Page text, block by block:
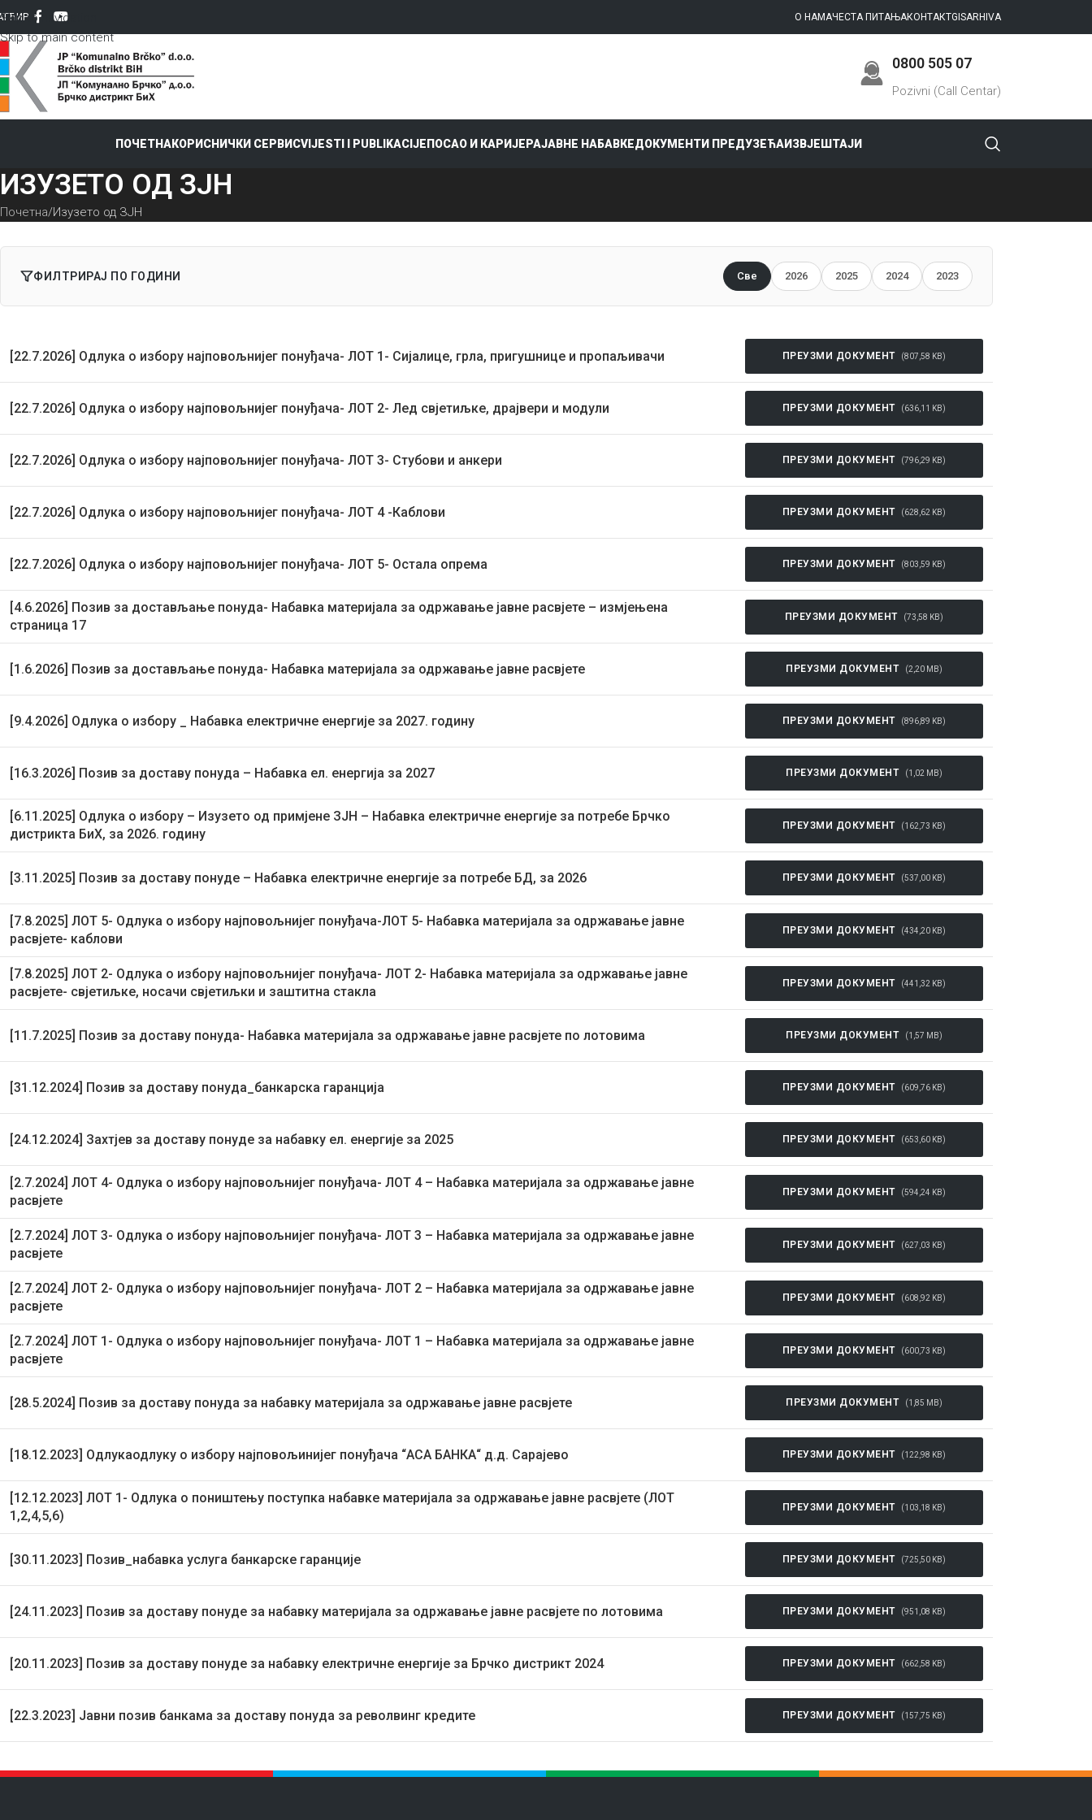
Skip to navigation
Skip to main content
ЋИР О НАМАЧЕСТА ПИТАЊАКОНТАКТGISARHIVA
0800 505 07
Pozivni (Call Centar)
ПОЧЕТНАКОРИСНИЧКИ СЕРВИСVIJESTI I PUBLIKACIJEПОСАО И КАРИЈЕРАЈАВНЕ НАБАВКЕДОКУМЕНТИ ПРЕДУЗЕЋАИЗВЈЕШТАЈИ
ИЗУЗЕТО ОД ЗЈН
Почетна Изузето од ЗЈН
ФИЛТРИРАЈ ПО ГОДИНИ Све 2026 2025 2024 2023
[22.7.2026] Одлука о избору најповољнијег понуђача- ЛОТ 1- Сијалице, грла, пригушнице и пропаљивачи ПРЕУЗМИ ДОКУМЕНТ (807,58 KB)
[22.7.2026] Одлука о избору најповољнијег понуђача- ЛОТ 2- Лед свјетиљке, драјвери и модули ПРЕУЗМИ ДОКУМЕНТ (636,11 KB)
[22.7.2026] Одлука о избору најповољнијег понуђача- ЛОТ 3- Стубови и анкери ПРЕУЗМИ ДОКУМЕНТ (796,29 KB)
[22.7.2026] Одлука о избору најповољнијег понуђача- ЛОТ 4 -Каблови ПРЕУЗМИ ДОКУМЕНТ (628,62 KB)
[22.7.2026] Одлука о избору најповољнијег понуђача- ЛОТ 5- Остала опрема ПРЕУЗМИ ДОКУМЕНТ (803,59 KB)
[4.6.2026] Позив за достављање понуда- Набавка материјала за одржавање јавне расвјете – измјењена
страница 17
ПРЕУЗМИ ДОКУМЕНТ (73,58 KB)
[1.6.2026] Позив за достављање понуда- Набавка материјала за одржавање јавне расвјете ПРЕУЗМИ ДОКУМЕНТ (2,20 MB)
[9.4.2026] Одлука о избору _ Набавка електричне енергије за 2027. годину ПРЕУЗМИ ДОКУМЕНТ (896,89 KB)
[16.3.2026] Позив за доставу понуда – Набавка ел. енергија за 2027 ПРЕУЗМИ ДОКУМЕНТ (1,02 MB)
[6.11.2025] Одлука о избору – Изузето од примјене ЗЈН – Набавка електричне енергије за потребе Брчко
дистрикта БиХ, за 2026. годину
ПРЕУЗМИ ДОКУМЕНТ (162,73 KB)
[3.11.2025] Позив за доставу понуде – Набавка електричне енергије за потребе БД, за 2026 ПРЕУЗМИ ДОКУМЕНТ (537,00 KB)
[7.8.2025] ЛОТ 5- Одлука о избору најповољнијег понуђача-ЛОТ 5- Набавка материјала за одржавање јавне
расвјете- каблови
ПРЕУЗМИ ДОКУМЕНТ (434,20 KB)
[7.8.2025] ЛОТ 2- Одлука о избору најповољнијег понуђача- ЛОТ 2- Набавка материјала за одржавање јавне
расвјете- свјетиљке, носачи свјетиљки и заштитна стакла
ПРЕУЗМИ ДОКУМЕНТ (441,32 KB)
[11.7.2025] Позив за доставу понуда- Набавка материјала за одржавање јавне расвјете по лотовима ПРЕУЗМИ ДОКУМЕНТ (1,57 MB)
[31.12.2024] Позив за доставу понуда_банкарска гаранција ПРЕУЗМИ ДОКУМЕНТ (609,76 KB)
[24.12.2024] Захтјев за доставу понуде за набавку ел. енергије за 2025 ПРЕУЗМИ ДОКУМЕНТ (653,60 KB)
[2.7.2024] ЛОТ 4- Одлука о избору најповољнијег понуђача- ЛОТ 4 – Набавка материјала за одржавање јавне
расвјете
ПРЕУЗМИ ДОКУМЕНТ (594,24 KB)
[2.7.2024] ЛОТ 3- Одлука о избору најповољнијег понуђача- ЛОТ 3 – Набавка материјала за одржавање јавне
расвјете
ПРЕУЗМИ ДОКУМЕНТ (627,03 KB)
[2.7.2024] ЛОТ 2- Одлука о избору најповољнијег понуђача- ЛОТ 2 – Набавка материјала за одржавање јавне
расвјете
ПРЕУЗМИ ДОКУМЕНТ (608,92 KB)
[2.7.2024] ЛОТ 1- Одлука о избору најповољнијег понуђача- ЛОТ 1 – Набавка материјала за одржавање јавне
расвјете
ПРЕУЗМИ ДОКУМЕНТ (600,73 KB)
[28.5.2024] Позив за доставу понуда за набавку материјала за одржавање јавне расвјете ПРЕУЗМИ ДОКУМЕНТ (1,85 MB)
[18.12.2023] Одлукаодлуку о избору најповољинијег понуђача “АСА БАНКА“ д.д. Сарајево ПРЕУЗМИ ДОКУМЕНТ (122,98 KB)
[12.12.2023] ЛОТ 1- Одлука о поништењу поступка набавке материјала за одржавање јавне расвјете (ЛОТ
1,2,4,5,6)
ПРЕУЗМИ ДОКУМЕНТ (103,18 KB)
[30.11.2023] Позив_набавка услуга банкарске гаранције ПРЕУЗМИ ДОКУМЕНТ (725,50 KB)
[24.11.2023] Позив за доставу понуде за набавку материјала за одржавање јавне расвјете по лотовима ПРЕУЗМИ ДОКУМЕНТ (951,08 KB)
[20.11.2023] Позив за доставу понуде за набавку електричне енергије за Брчко дистрикт 2024 ПРЕУЗМИ ДОКУМЕНТ (662,58 KB)
[22.3.2023] Јавни позив банкама за доставу понуда за револвинг кредите ПРЕУЗМИ ДОКУМЕНТ (157,75 KB)